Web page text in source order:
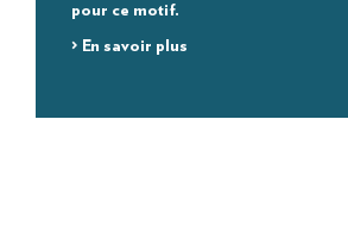
pour ce motif.
> En savoir plus